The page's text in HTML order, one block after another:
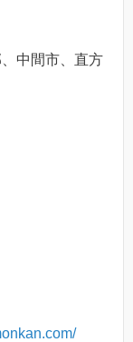
中間市、直方